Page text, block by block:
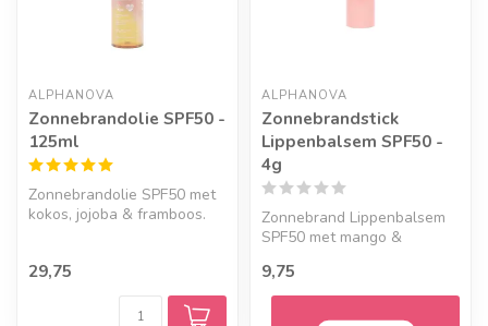
ALPHANOVA
Zonnebrandolie SPF50 -
125ml
Zonnebrandolie SPF50 met
kokos, jojoba & framboos.
29,75
ALPHANOVA
Zonnebrandstick
Lippenbalsem SPF50 -
4g
Zonnebrand Lippenbalsem
SPF50 met mango &
lippenbalsem zon...
9,75